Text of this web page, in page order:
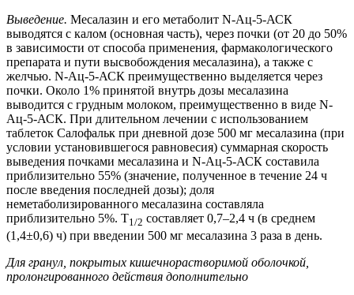
Выведение. Месалазин и его метаболит N-Ац-5-АСК
выводятся с калом (основная часть), через почки (от 20 до 50%
в зависимости от способа применения, фармакологического
препарата и пути высвобождения месалазина), а также с
желчью. N-Ац-5-АСК преимущественно выделяется через
почки. Около 1% принятой внутрь дозы месалазина
выводится с грудным молоком, преимущественно в виде N-
Ац-5-АСК. При длительном лечении с использованием
таблеток Салофальк при дневной дозе 500 мг месалазина (при
условии установившегося равновесия) суммарная скорость
выведения почками месалазина и N-Ац-5-АСК составила
приблизительно 55% (значение, полученное в течение 24 ч
после введения последней дозы); доля
неметаболизированного месалазина составляла
приблизительно 5%. T1/2 составляет 0,7–2,4 ч (в среднем
(1,4±0,6) ч) при введении 500 мг месалазина 3 раза в день.
Для гранул, покрытых кишечнорастворимой оболочкой,
пролонгированного действия дополнительно